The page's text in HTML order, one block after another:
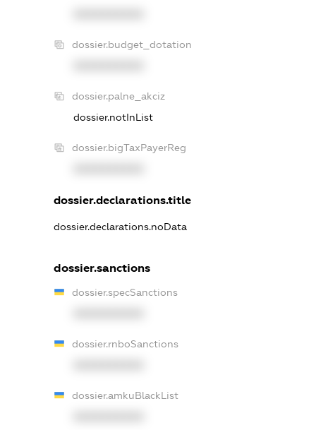
dossier.budget_dotation
dossier.palne_akciz
dossier.notInList
dossier.bigTaxPayerReg
dossier.declarations.title
dossier.declarations.noData
dossier.sanctions
dossier.specSanctions
dossier.rnboSanctions
dossier.amkuBlackList